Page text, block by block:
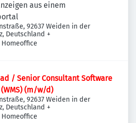
aus einem
92637 Weiden in der
Deutschland +
/ Senior Consultant Software
(m/w/d)
92637 Weiden in der
Deutschland +